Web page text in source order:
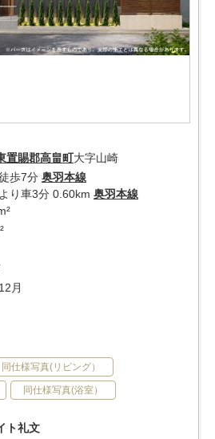
置賜郡高畠町大字山崎
歩7分 奥羽本線
より車3分 0.60km 奥羽本線
月
同仕様写真(リビング）
同仕様写真(浴室）
ト礼文